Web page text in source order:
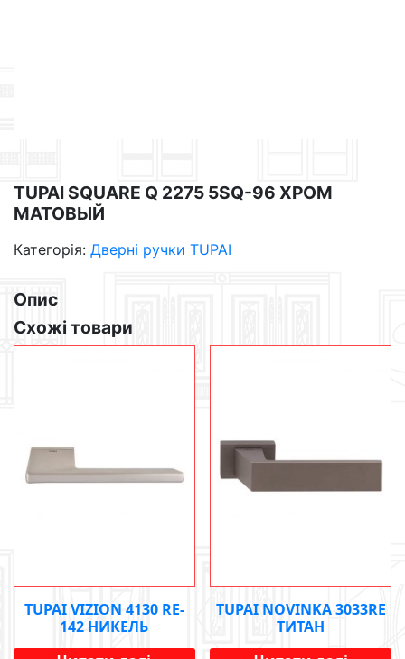
TUPAI SQUARE Q 2275 5SQ-96 ХРОМ
МАТОВЫЙ
Категорія: Дверні ручки TUPAI
Опис
Схожі товари
TUPAI VIZION 4130 RE-
142 НИКЕЛЬ
TUPAI NOVINKA 3033RE
ТИТАН